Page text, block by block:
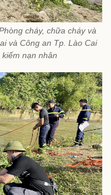
cháy, chữa cháy và
và Công an Tp. Lào Cai
nạn nhân